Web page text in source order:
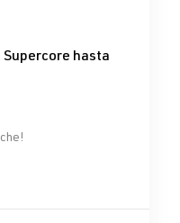
estrellas
Supercore hasta